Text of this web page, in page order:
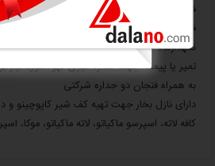
فیلتر یک کاپ
فیلتر دو کاپ
نگهدارنده فیلتر
تمپر یا پیمانه جهت اندازه گیری قهوه مورد نیاز
به همراه فنجان دو جداره شرکتی
دارای نازل بخار جهت تهیه کف شیر کاپوچینو و
کافه لاته، اسپرسو ماکیاتو، لاته ماکیاتو، موکا،